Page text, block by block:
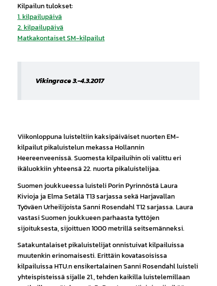
Kilpailun tulokset:
1. kilpailupäivä
2. kilpailupäivä
Matkakontaiset SM-kilpailut
Vikingrace 3.-4.3.2017
Viikonloppuna luisteltiin kaksipäiväiset nuorten EM-
kilpailut pikaluistelun mekassa Hollannin
Heereenveenissä. Suomesta kilpailuihin oli valittu eri
ikäluokkiin yhteensä 22. nuorta pikaluistelijaa.
Suomen joukkueessa luisteli Porin Pyrinnöstä Laura
Kivioja ja Elma Setälä T13 sarjassa sekä Harjavallan
Työväen Urheilijoista Sanni Rosendahl T12 sarjassa. Laura
vastasi Suomen joukkueen parhaasta tyttöjen
sijoituksesta, sijoittuen 1000 metrillä seitsemänneksi.
Satakuntalaiset pikaluistelijat onnistuivat kilpailuissa
muutenkin erinomaisesti. Erittäin kovatasoisissa
kilpailuissa HTU.n ensikertalainen Sanni Rosendahl luisteli
yhteispisteissä sijalle 21., tehden kaikilla luistelemillaan